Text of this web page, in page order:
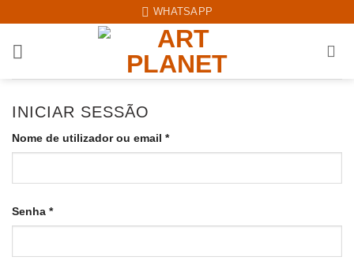
content
WHATSAPP
INICIAR SESSÃO
Nome de utilizador ou email *Obrigatório
Senha *Obrigatório